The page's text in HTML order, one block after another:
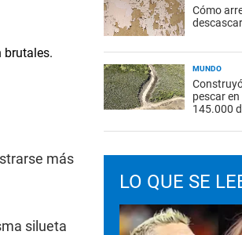
más
silueta
Cómo
MUNDO
pescar
145.000
LO QUE SE